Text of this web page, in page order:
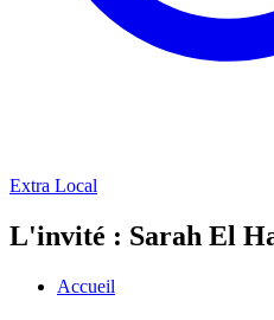
Extra Local
L'invité : Sarah El
Accueil